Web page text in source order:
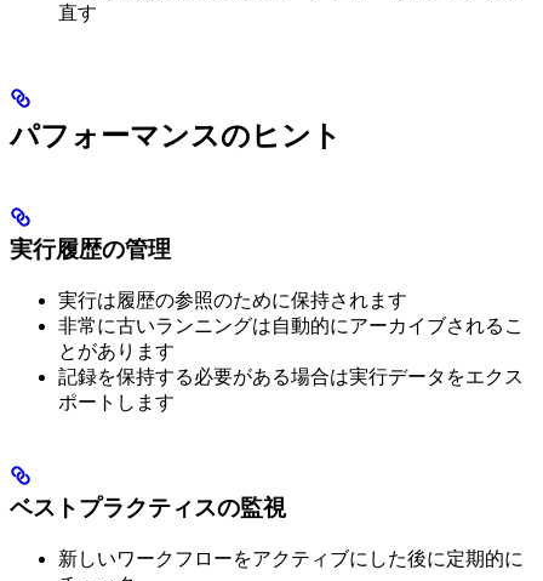
直す
パフォーマンスのヒント
実行履歴の管理
実行は履歴の参照のために保持されます
非常に古いランニングは自動的にアーカイブされるこ
とがあります
記録を保持する必要がある場合は実行データをエクス
ポートします
ベストプラクティスの監視
新しいワークフローをアクティブにした後に定期的に